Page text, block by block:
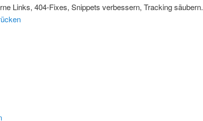
Links, 404-Fixes, Snippets verbessern, Tracking säubern.